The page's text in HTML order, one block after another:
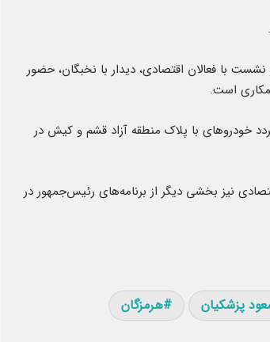
با فعالان اقتصادی، دیدار با نخبگان، حضور
است.
خودروهای با پلاک منطقه آزاد قشم و کیش در
نیز بخشی دیگر از برنامه‌های رئیس‌جمهور در
پزشکیان هرمزگان